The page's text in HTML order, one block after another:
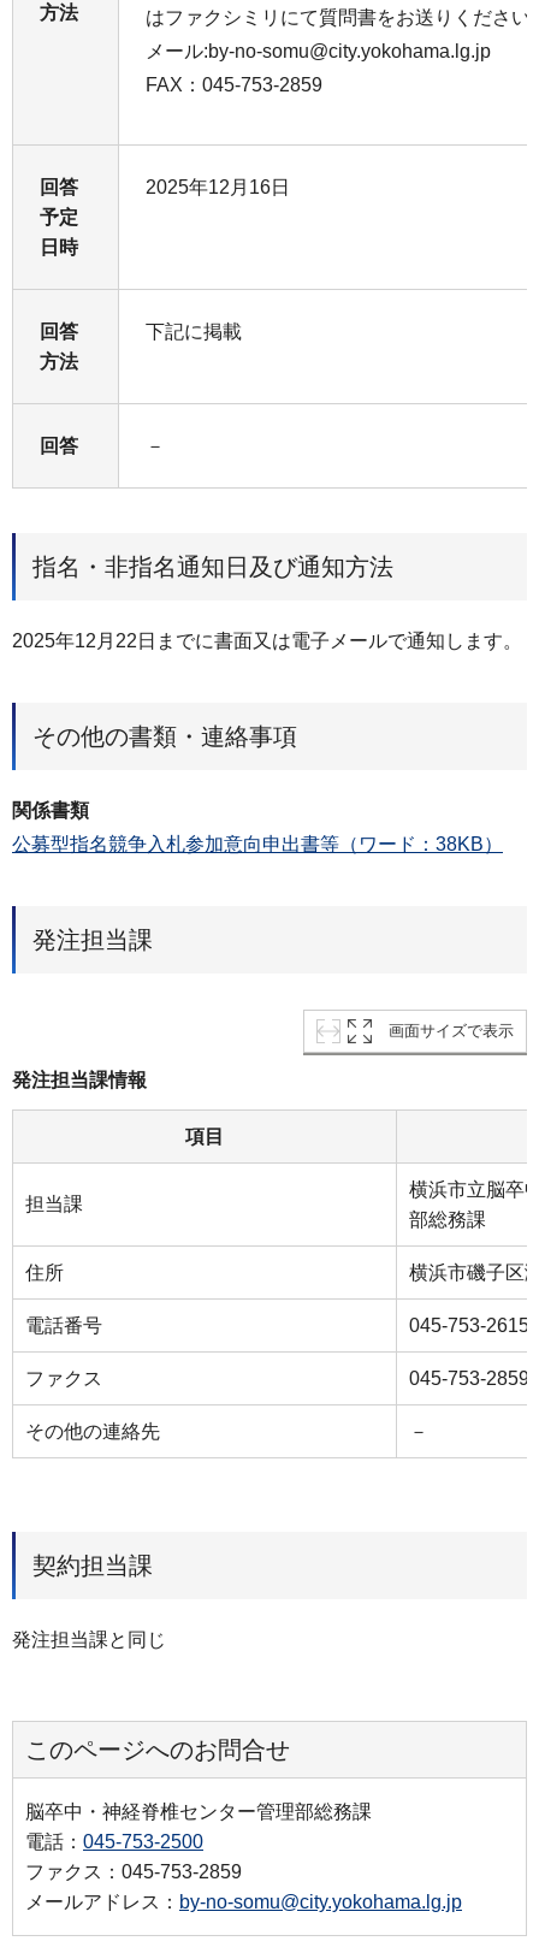
方法
はファクシミリにて質問書をお送りください
メール:by-no-somu@city.yokohama.lg.jp
FAX：045-753-2859
回答
予定
日時
2025年12月16日
回答
方法
下記に掲載
回答 －
指名・非指名通知日及び通知方法
2025年12月22日までに書面又は電子メールで通知します。
その他の書類・連絡事項
関係書類
公募型指名競争入札参加意向申出書等（ワード：38KB）
発注担当課
画面サイズで表示
発注担当課情報
項目
担当課
横浜市立脳卒
部総務課
住所 横浜市磯子区
電話番号 045-753-2615
ファクス 045-753-2859
その他の連絡先 －
契約担当課
発注担当課と同じ
このページへのお問合せ
脳卒中・神経脊椎センター管理部総務課
電話： 045-753-2500
ファクス：045-753-2859
メールアドレス： by-no-somu@city.yokohama.lg.jp